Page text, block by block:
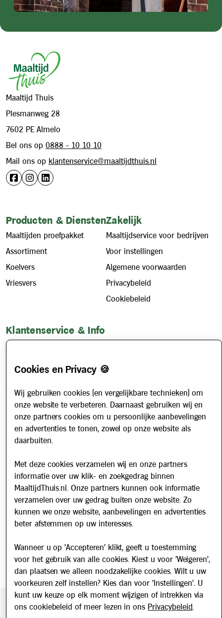
Maaltijd Thuis
Plesmanweg 28
7602 PE Almelo
Bel ons op 0888 - 10 10 10
Mail ons op klantenservice@maaltijdthuis.nl
Producten & Diensten
Maaltijden proefpakket
Assortiment
Koelvers
Vriesvers
Zakelijk
Maaltijdservice voor bedrijven
Voor instellingen
Algemene voorwaarden
Privacybeleid
Cookiebeleid
Klantenservice & Info
Hoe werkt het?
Veelgestelde vragen
Over ons
Werken bij
Nieuws
Nieuwsbrief
Schrijf u in voor onze nieuwsbrief en blijf op de hoogte van
updates over Maaltijd Thuis!
E-mailadres
Beveiligde betaling middels SEPA incasso. Getoonde prijzen
Cookies en Privacy 🍪
Wij gebruiken cookies (en vergelijkbare technieken) om
onze website te verbeteren. Daarnaast gebruiken wij en
onze partners cookies om u persoonlijke aanbevelingen
en advertenties te tonen, zowel op onze website als
daarbuiten.
Met deze cookies verzamelen wij en onze partners
informatie over uw klik- en zoekgedrag binnen
MaaltijdThuis.nl. Onze partners kunnen ook informatie
verzamelen over uw gedrag buiten onze website. Zo
kunnen we onze website, aanbevelingen en advertenties
beter afstemmen op uw interesses.
Wanneer u op 'Accepteren' klikt, geeft u toestemming
voor het gebruik van alle cookies. Kiest u voor 'Weigeren',
dan plaatsen we alleen noodzakelijke cookies. Wilt u uw
voorkeuren zelf instellen? Kies dan voor 'Instellingen'. U
kunt uw keuze op elk moment wijzigen of intrekken via
ons cookiebeleid of meer lezen in ons Privacybeleid.